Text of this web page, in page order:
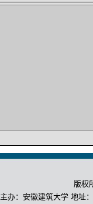
版权
主办：安徽建筑大学 地址